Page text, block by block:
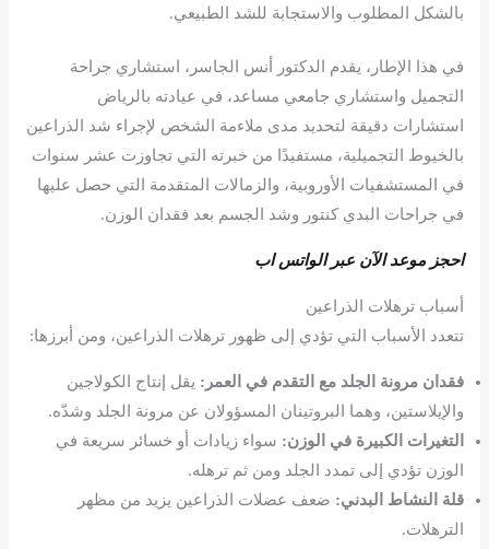
بالشكل المطلوب والاستجابة للشد الطبيعي.
في هذا الإطار، يقدم الدكتور أنس الجاسر، استشاري جراحة
التجميل واستشاري جامعي مساعد، في عيادته بالرياض
استشارات دقيقة لتحديد مدى ملاءمة الشخص لإجراء شد الذراعين
بالخيوط التجميلية، مستفيدًا من خبرته التي تجاوزت عشر سنوات
في المستشفيات الأوروبية، والزمالات المتقدمة التي حصل عليها
في جراحات البدي كنتور وشد الجسم بعد فقدان الوزن.
احجز موعد الآن عبر الواتس اب
أسباب ترهلات الذراعين
تتعدد الأسباب التي تؤدي إلى ظهور ترهلات الذراعين، ومن أبرزها:
فقدان مرونة الجلد مع التقدم في العمر: يقل إنتاج الكولاجين
والإيلاستين، وهما البروتينان المسؤولان عن مرونة الجلد وشدّه.
التغيرات الكبيرة في الوزن: سواء زيادات أو خسائر سريعة في
الوزن تؤدي إلى تمدد الجلد ومن ثم ترهله.
قلة النشاط البدني: ضعف عضلات الذراعين يزيد من مظهر
الترهلات.